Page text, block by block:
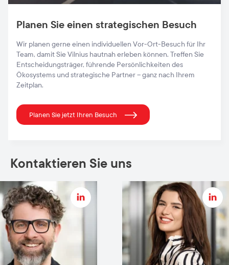
Planen Sie einen strategischen Besuch
Wir planen gerne einen individuellen Vor-Ort-Besuch für Ihr
Team, damit Sie Vilnius hautnah erleben können. Treffen Sie
Entscheidungsträger, führende Persönlichkeiten des
Ökosystems und strategische Partner – ganz nach Ihrem
Zeitplan.
Planen Sie jetzt Ihren Besuch
Kontaktieren Sie uns